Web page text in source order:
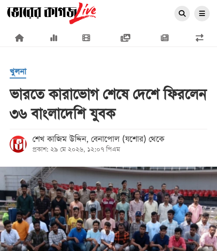
×
প্রচ্ছদ
জাতীয়
রাজনীতি
অর্থনীতি
আন্তর্জাতিক
সারাদেশ
খেলা
বিনোদন
খুলনা
ভারতে কারাভোগ শেষে দেশে ফিরলেন
৩৬ বাংলাদেশি যুবক
শেখ কাজিম উদ্দিন, বেনাপোল (যশোর) থেকে
প্রকাশ: ২৯ মে ২০২৬, ১২:০৭ পিএম